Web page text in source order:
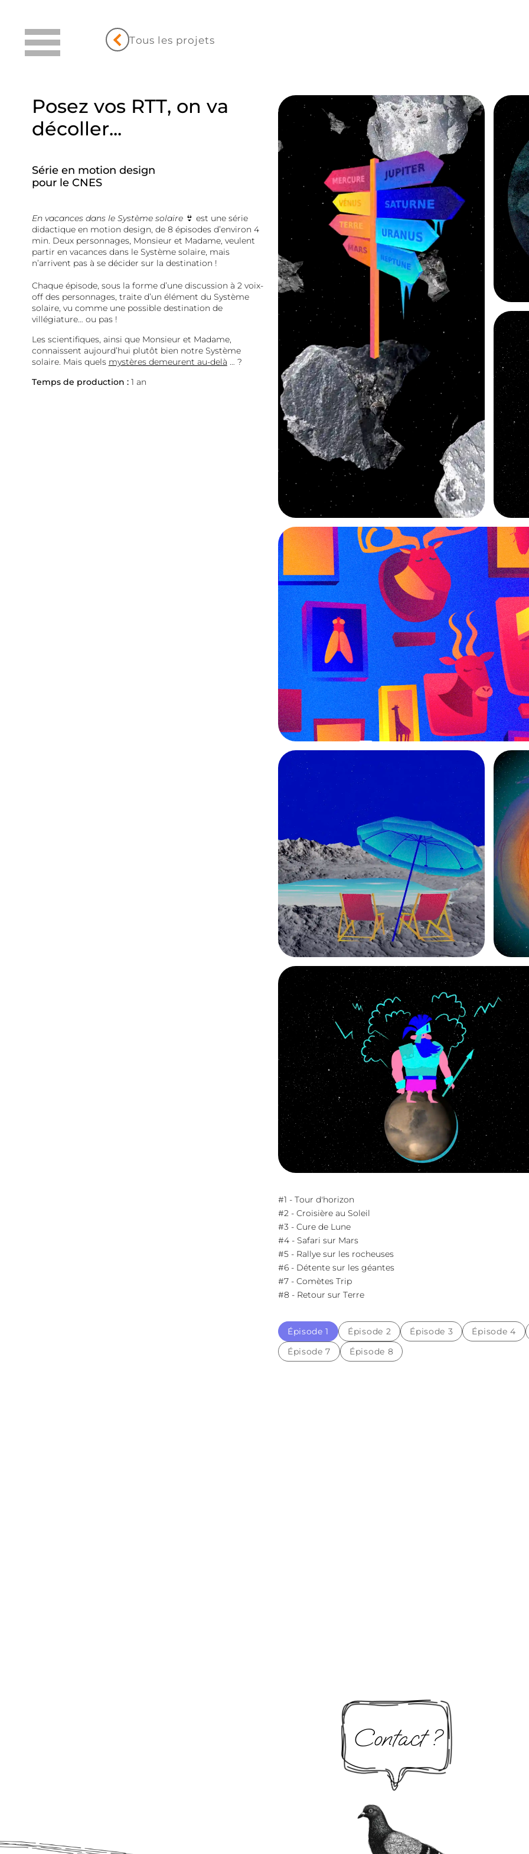
Tous les projets
Posez vos RTT, on va
décoller...
Série en motion design
pour le CNES
En vacances dans le Système solaire👙 est une série
didactique en motion design, de 8 épisodes d’environ 4
min. Deux personnages, Monsieur et Madame, veulent
partir en vacances dans le Système solaire, mais
n’arrivent pas à se décider sur la destination !
Chaque épisode, sous la forme d’une discussion à 2 voix-
off des personnages, traite d’un élément du Système
solaire, vu comme une possible destination de
villégiature… ou pas !
Les scientifiques, ainsi que Monsieur et Madame,
connaissent aujourd’hui plutôt bien notre Système
solaire. Mais quels mystères demeurent au-delà … ?
Temps de production :1 an
#1 - Tour d'horizon
#2 - Croisière au Soleil
#3 - Cure de Lune
#4 - Safari sur Mars
#5 - Rallye sur les rocheuses
#6 - Détente sur les géantes
#7 - Comètes Trip
#8 - Retour sur Terre
Épisode 1 Épisode 2 Épisode 3 Épisode 4
Épisode 7 Épisode 8
Contact ?
Joindre un fichier
J'accepte la collecte de mes données de la part de
l'entreprise SapienSapienS.
Ou directement icicontact@sapiensapiens.com